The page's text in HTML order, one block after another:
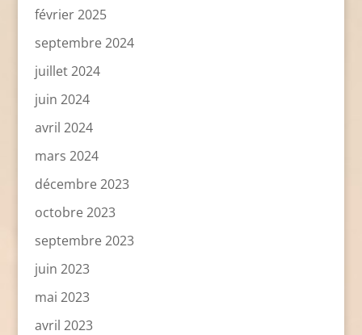
février 2025
septembre 2024
juillet 2024
juin 2024
avril 2024
mars 2024
décembre 2023
octobre 2023
septembre 2023
juin 2023
mai 2023
avril 2023